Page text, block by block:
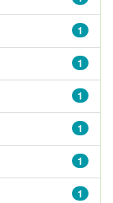
1
1
1
1
1
1